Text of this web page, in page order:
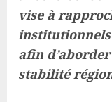
vise à
institutionnels
afin
stabilité